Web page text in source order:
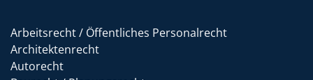
Arbeitsrecht / Öffentliches Personalrecht
Architektenrecht
Autorecht